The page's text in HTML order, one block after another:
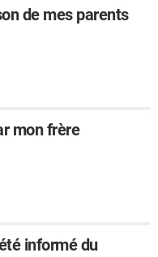
de mes parents
mon frère
informé du